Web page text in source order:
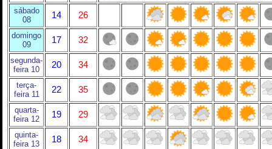
sábado
08
14 26
domingo
09
17 32
segunda-
feira 10
20 34
terça-
feira 11
22 35
quarta-
feira 12
19 29
quinta-
feira 13
18 34